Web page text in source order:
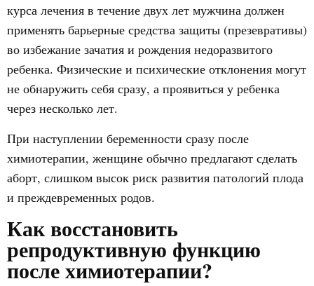
курса лечения в течение двух лет мужчина должен
применять барьерные средства защиты (презевративы)
во избежание зачатия и рождения недоразвитого
ребенка. Физические и психические отклонения могут
не обнаружить себя сразу, а проявиться у ребенка
через несколько лет.
При наступлении беременности сразу после
химиотерапии, женщине обычно предлагают сделать
аборт, слишком высок риск развития патологий плода
и преждевременных родов.
Как восстановить
репродуктивную функцию
после химиотерапии?